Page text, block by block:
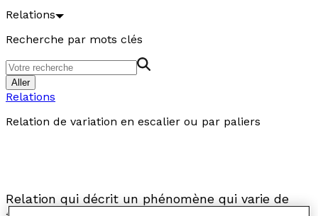
Relations
Recherche par mots clés
Aller
Relations
Relation de variation en escalier ou par paliers
Relation qui décrit un phénomène qui varie de